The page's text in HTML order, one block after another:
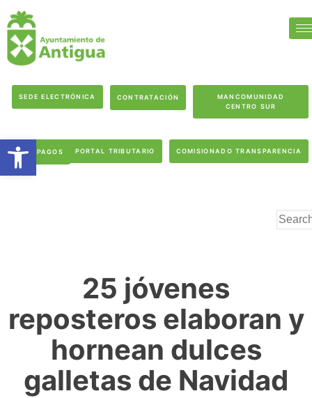
SEDE ELECTRÓNICA CONTRATACIÓN
MANCOMUNIDAD
CENTRO SUR
PAGOS PORTAL TRIBUTARIO COMISIONADO TRANSPARENCIA
25 jóvenes
reposteros elaboran y
hornean dulces
galletas de Navidad
Abrir barra de herramientas